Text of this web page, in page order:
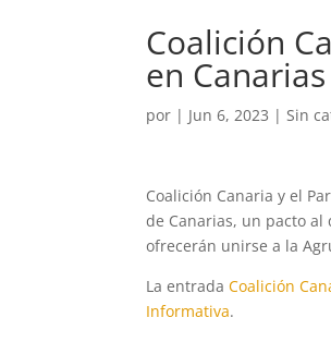
Coalición
en Canarias
por | Jun 6, 2023 |Sin
Coalición Canaria y el
de Canarias, un pacto
ofrecerán unirse a la
La entradaCoalición
Informativa.